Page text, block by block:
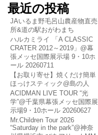
最近の投稿
JAいるま野毛呂山農産物直売
所&道の駅おがわまち
ハルカミライ 「A CLASSIC
CRATER 2012～2019」@幕
張メッセ国際展示場 9・10ホ
ール 20260711
【お取り寄せ】焼くだけ簡単
ほっけスティック@島の人
ACIDMAN LIVE TOUR “光
学”@千葉県幕張メッセ国際展
示場9・10ホール 20260627
Mr.Children Tour 2026
“Saturday in the park”@神奈